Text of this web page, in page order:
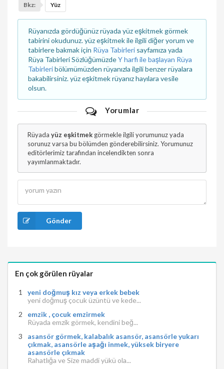
Bkz: Yüz
Rüyanızda gördüğünüz rüyada yüz eşkitmek görmek
tabirini okudunuz. yüz eşkitmek ile ilgili diğer yorum ve
tabirlere bakmak için Rüya Tabirleri sayfamıza yada
Rüya Tabirleri SözlüğümüzdeY harfi ile başlayan Rüya
Tabirleribölümümüzden rüyanızla ilgili benzer rüyalara
bakabilirsiniz. yüz eşkitmek rüyanız hayılara vesile
olsun.
Yorumlar
Rüyada yüz eşkitmekgörmekle ilgili yorumunuz yada
sorunuz varsa bu bölümden gönderebilirsiniz. Yorumunuz
editörlerimiz tarafından incelendikten sonra
yayımlanmaktadır.
Gönder
En çok görülen rüyalar
yeni doğmuş kız veya erkek bebek
yeni doğmuş çocuk üzüntü ve kede...
emzik , çocuk emzirmek
Rüyada emzik görmek, kendini beğ...
asansör görmek, kalabalık asansör, asansörle yukarı
çıkmak, asansörle aşağı inmek, yüksek biryere
asansörle çıkmak
Rahatlığa ve Size maddi yükü ola...